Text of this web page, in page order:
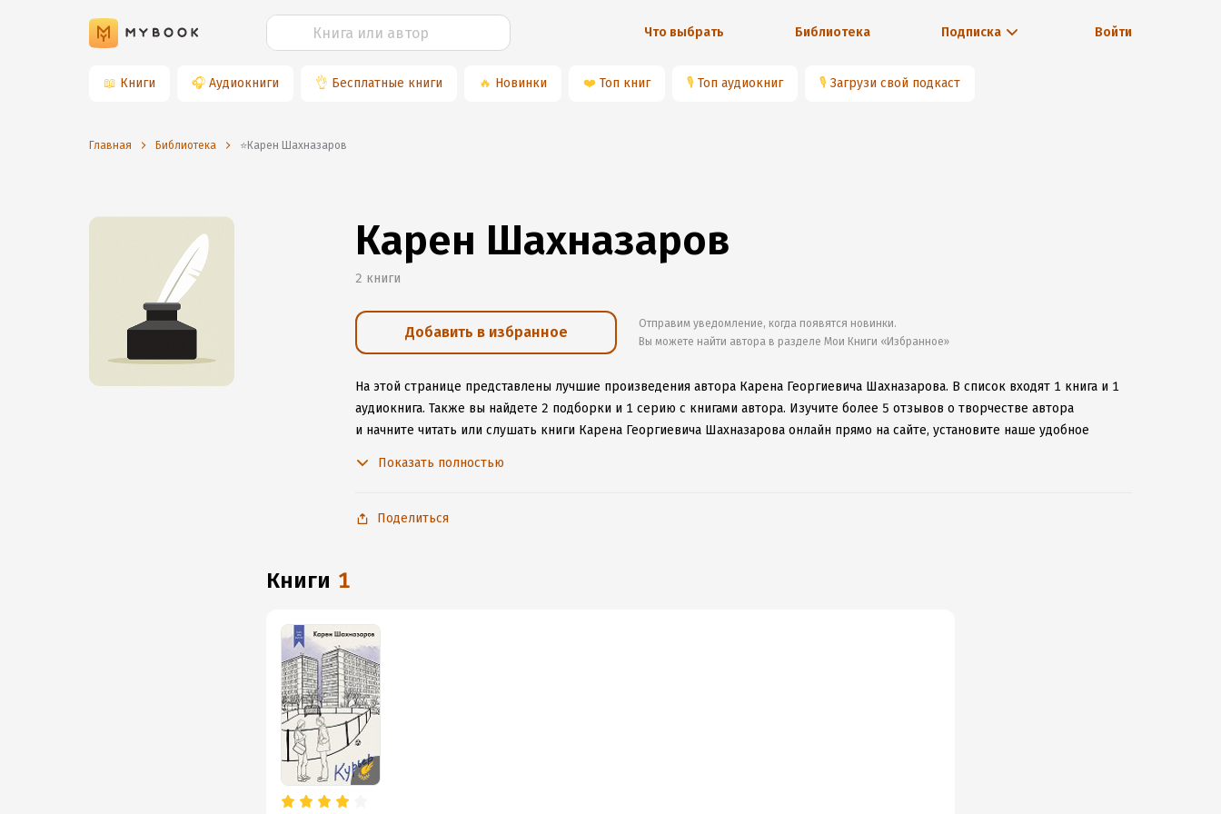
Что выбрать Библиотека Подписка Войти
📖 Книги 🎧 Аудиокниги 👌 Бесплатные книги 🔥 Новинки ❤️ Топ книг 🎙 Топ аудиокниг 🎙 Загрузи свой подкаст
Главная Библиотека ⭐️Карен Шахназаров
Карен Шахназаров
2 книги
Добавить в избранное
Отправим уведомление, когда появятся новинки.
Вы можете найти автора в разделе Мои Книги «Избранное»
На этой странице представлены лучшие произведения автора Карена Георгиевича Шахназарова. В список входят 1 книга и 1
аудиокнига. Также вы найдете 2 подборки и 1 серию с книгами автора. Изучите более 5 отзывов о творчестве автора
и начните читать или слушать книги Карена Георгиевича Шахназарова онлайн прямо на сайте, установите наше удобное
Показать полностью
Поделиться
книги 1